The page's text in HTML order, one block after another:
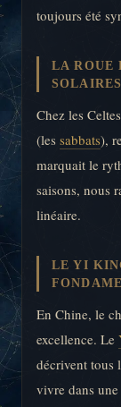
toujours été
LA ROUE
SOLAIRES
Chez les
(les sabbats),
marquait le
saisons, nous
linéaire.
LE YI
En Chine, le
excellence. Le
décrivent tous
vivre dans